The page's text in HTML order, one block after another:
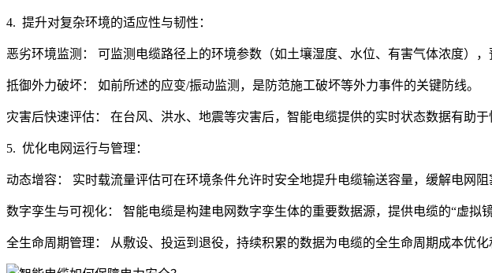
4. 提升对复杂环境的适应性与韧性：
恶劣环境监测： 可监测电缆路径上的环境参数（如土壤湿度、水位、有害气体浓度）
抵御外力破坏： 如前所述的应变/振动监测，是防范施工破坏等外力事件的关键防线。
灾害后快速评估： 在台风、洪水、地震等灾害后，智能电缆提供的实时状态数据有助
5. 优化电网运行与管理：
动态增容： 实时载流量评估可在环境条件允许时安全地提升电缆输送容量，缓解电网阻
数字孪生与可视化： 智能电缆是构建电网数字孪生体的重要数据源，提供电缆的“虚拟
全生命周期管理： 从敷设、投运到退役，持续积累的数据为电缆的全生命周期成本优化